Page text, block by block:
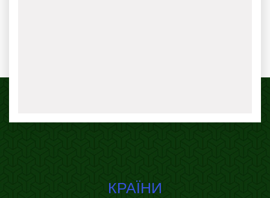
КРАЇНИ